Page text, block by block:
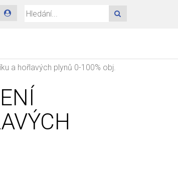
a hořlavých plynů 0-100% obj.